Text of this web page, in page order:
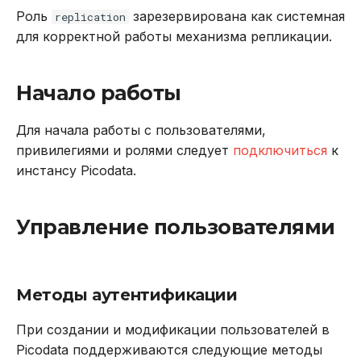
Роль replication зарезервирована как системная
для корректной работы механизма репликации.
Начало работы
Для начала работы с пользователями,
привилегиями и ролями следует подключиться к
инстансу Picodata.
Управление пользователями
Методы аутентификации
При создании и модификации пользователей в
Picodata поддерживаются следующие методы